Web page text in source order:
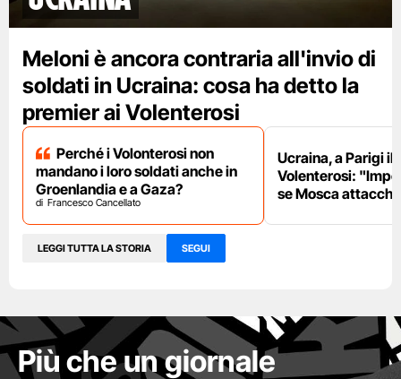
Meloni è ancora contraria all'invio di
soldati in Ucraina: cosa ha detto la
premier ai Volenterosi
Perché i Volonterosi non
mandano i loro soldati anche in
Groenlandia e a Gaza?
Francesco Cancellato
Ucraina, a Parigi il
Volenterosi:
se Mosca
LEGGI TUTTA LA STORIA SEGUI
Più che un giornale